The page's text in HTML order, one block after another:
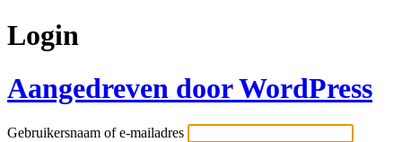
Login
Aangedreven door WordPress
Gebruikersnaam of e-mailadres